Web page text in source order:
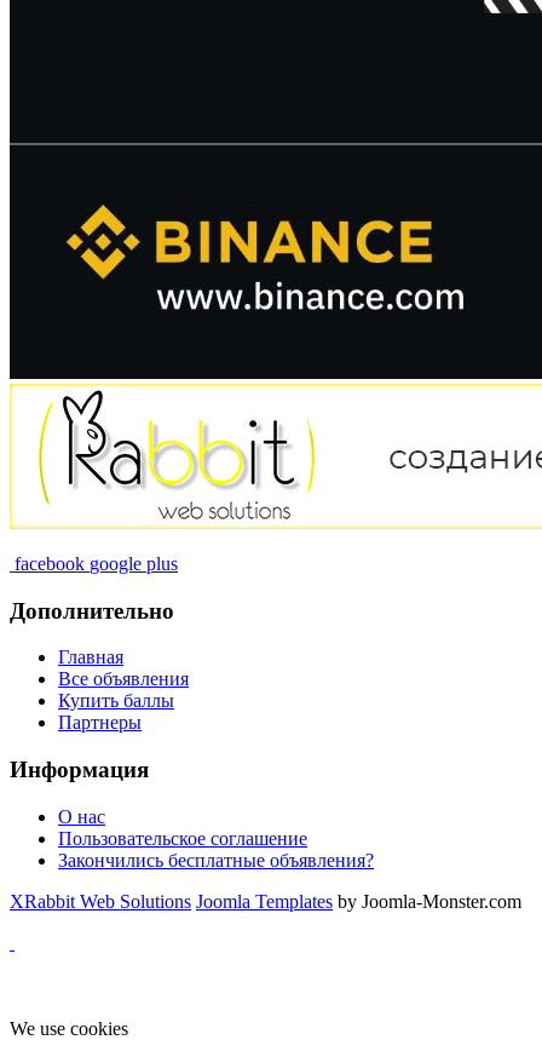
facebook google plus
Дополнительно
Главная
Все объявления
Купить баллы
Партнеры
Информация
О нас
Пользовательское соглашение
Закончились бесплатные объявления?
XRabbit Web Solutions Joomla Templates by Joomla-Monster.com
We use cookies